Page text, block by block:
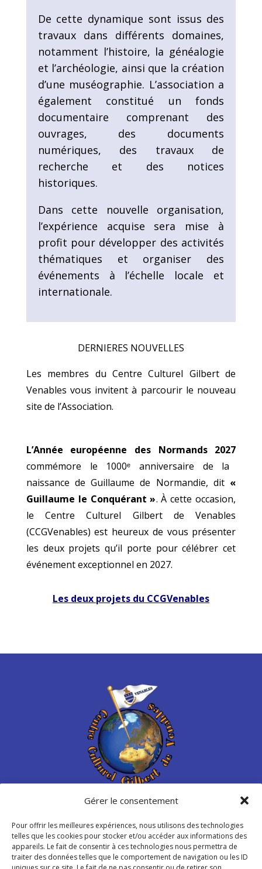
Gérer le consentement
Pour offrir les meilleures expériences, nous utilisons des technologies
telles que les cookies pour stocker et/ou accéder aux informations des
appareils. Le fait de consentir à ces technologies nous permettra de
traiter des données telles que le comportement de navigation ou les ID
De cette dynamique sont issus des
travaux dans différents domaines,
notamment l’histoire, la généalogie
et l’archéologie, ainsi que la création
d’une muséographie. L’association a
également constitué un fonds
documentaire comprenant des
ouvrages, des documents
numériques, des travaux de
recherche et des notices
historiques.
Dans cette nouvelle organisation,
l’expérience acquise sera mise à
profit pour développer des activités
thématiques et organiser des
événements à l’échelle locale et
internationale.
DERNIERES NOUVELLES
Les membres du Centre Culturel Gilbert de
Venables vous invitent à parcourir le nouveau
site de l’Association.
L’Année européenne des Normands 2027
commémore le 1000ᵉ anniversaire de la
naissance de Guillaume de Normandie, dit «
Guillaume le Conquérant ». À cette occasion,
le Centre Culturel Gilbert de Venables
(CCGVenables) est heureux de vous présenter
les deux projets qu’il porte pour célébrer cet
événement exceptionnel en 2027.
Les deux projets du CCGVenables
Centre Culturel Gilbert de
Venables
Place de Libération – Venables